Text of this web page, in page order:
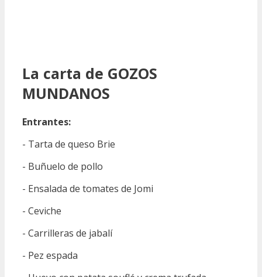
La carta de GOZOS
MUNDANOS
Entrantes:
- Tarta de queso Brie
- Buñuelo de pollo
- Ensalada de tomates de Jomi
- Ceviche
- Carrilleras de jabalí
- Pez espada